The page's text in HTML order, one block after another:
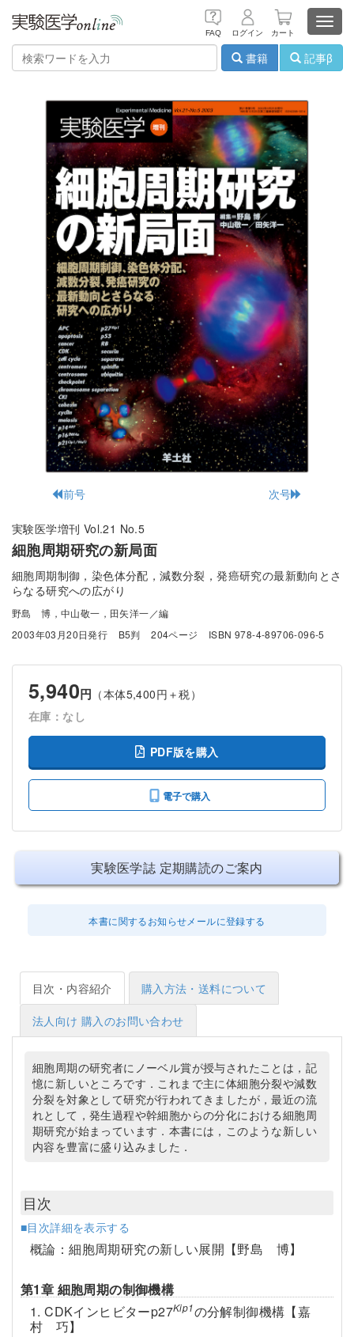
FAQ ログイン カート
書籍
記事β
前号 次号
実験医学増刊 Vol.21 No.5
細胞周期研究の新局面
細胞周期制御，染色体分配，減数分裂，発癌研究の最新動向とさ
らなる研究への広がり
野島 博，中山敬一，田矢洋一／編
2003年03月20日発行
B5判 204ページ ISBN 978-4-89706-096-5
5,940円 （本体5,400円＋税）
在庫：なし
PDF版を購入
電子で購入
実験医学誌 定期購読のご案内
本書に関するお知らせメールに登録する
目次・内容紹介 購入方法・送料について
法人向け 購入のお問い合わせ
細胞周期の研究者にノーベル賞が授与されたことは，記
憶に新しいところです．これまで主に体細胞分裂や減数
分裂を対象として研究が行われてきましたが，最近の流
れとして，発生過程や幹細胞からの分化における細胞周
期研究が始まっています．本書には，このような新しい
内容を豊富に盛り込みました．
目次
■目次詳細を表示する
概論：細胞周期研究の新しい展開【野島 博】
第1章 細胞周期の制御機構
1. CDKインヒビターp27Kip1の分解制御機構【嘉
村 巧】